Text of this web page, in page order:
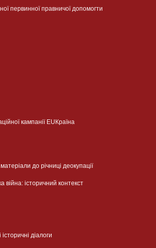
первинної правничої допомогти
кампанії EUКраїна
до річниці деокупації
війна: історичний контекст
діалоги